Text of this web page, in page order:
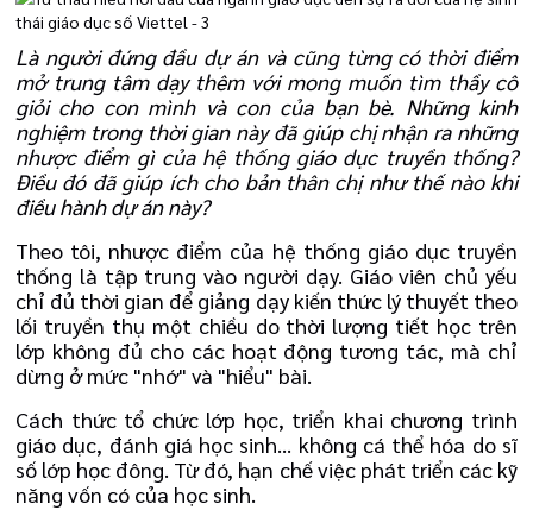
Là người đứng đầu dự án và cũng từng có thời điểm
mở trung tâm dạy thêm với mong muốn tìm thầy cô
giỏi cho con mình và con của bạn bè. Những kinh
nghiệm trong thời gian này đã giúp chị nhận ra những
nhược điểm gì của hệ thống giáo dục truyền thống?
Điều đó đã giúp ích cho bản thân chị như thế nào khi
điều hành dự án này?
Theo tôi, nhược điểm của hệ thống giáo dục truyền
thống là tập trung vào người dạy. Giáo viên chủ yếu
chỉ đủ thời gian để giảng dạy kiến thức lý thuyết theo
lối truyền thụ một chiều do thời lượng tiết học trên
lớp không đủ cho các hoạt động tương tác, mà chỉ
dừng ở mức "nhớ" và "hiểu" bài.
Cách thức tổ chức lớp học, triển khai chương trình
giáo dục, đánh giá học sinh... không cá thể hóa do sĩ
số lớp học đông. Từ đó, hạn chế việc phát triển các kỹ
năng vốn có của học sinh.